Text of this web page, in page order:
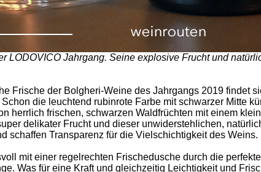
LODOVICO Jahrgang. Seine explosive Frucht und
Frische der Bolgheri-Weine des Jahrgangs 2019 findet
die leuchtend rubinrote Farbe mit schwarzer Mitte
herrlich frischen, schwarzen Waldfrüchten mit einem
delikater Frucht und dieser unwiderstehlichen,
schaffen Transparenz für die Vielschichtigkeit des Weins.
mit einer regelrechten Frischedusche durch die
Was für eine Kraft und gleichzeitig Leichtigkeit und